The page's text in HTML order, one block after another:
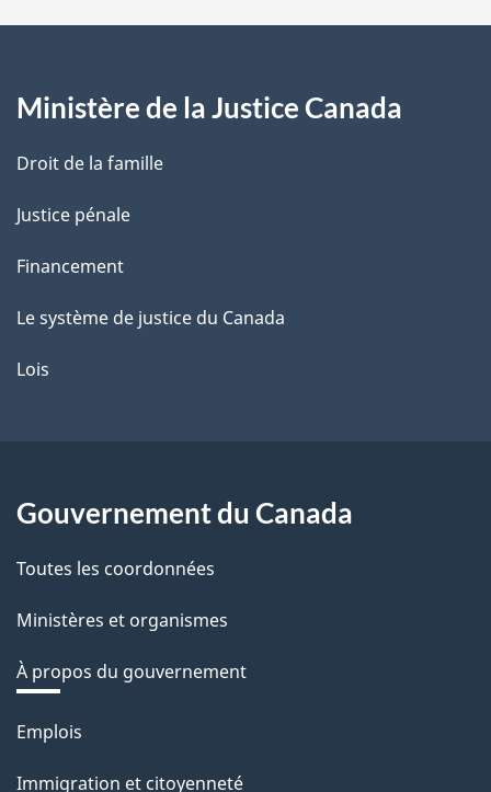
a
e
Ministère de la Justice Canada
Droit de la famille
Justice pénale
Financement
Le système de justice du Canada
Lois
Gouvernement du Canada
Toutes les coordonnées
Ministères et organismes
À propos du gouvernement
Thèmes
Emplois
Immigration et citoyenneté